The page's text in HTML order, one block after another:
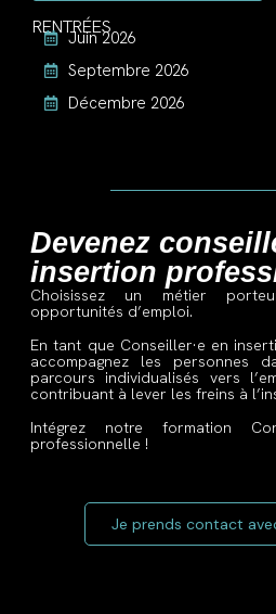
RENTRÉES
Juin 2026
Septembre 2026
Décembre 2026
Devenez
insertion
Choisissez un métier
opportunités d’emploi.
En tant que Conseiller·e en
accompagnez les personnes
parcours individualisés vers
contribuant à lever les freins à
Intégrez notre formation
professionnelle !
Je prends contact